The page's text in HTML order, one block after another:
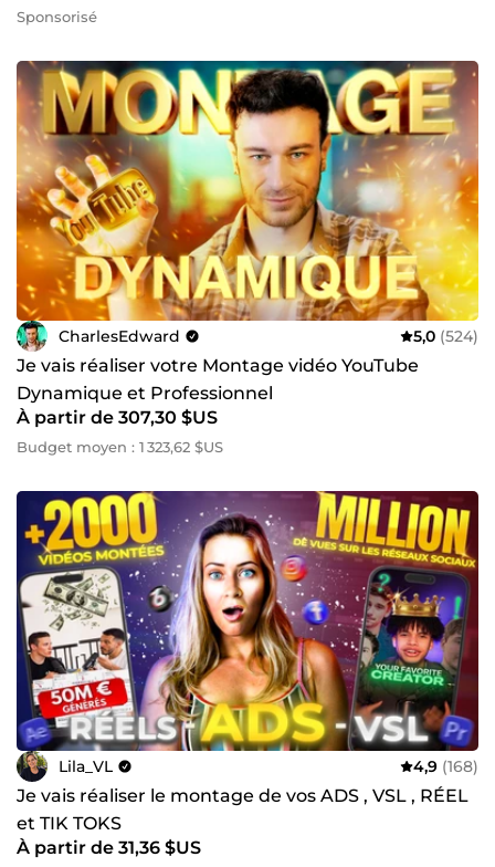
Sponsorisé
CharlesEdward 5,0 (524)
Je vais réaliser votre Montage vidéo YouTube
Dynamique et Professionnel
À partir de 307,30 $US
Budget moyen : 1 323,62 $US
Lila_VL 4,9 (168)
Je vais réaliser le montage de vos ADS , VSL , RÉEL
et TIK TOKS
À partir de 31,36 $US